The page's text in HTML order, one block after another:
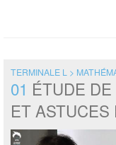
TERMINALE L >
01 ÉTUDE
ET ASTUCES